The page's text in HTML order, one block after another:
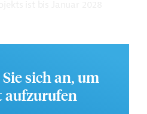
dem Entwicklungsprojekt
: Schwerpunkte,
Hinweise zur
sich an, um
aufzurufen